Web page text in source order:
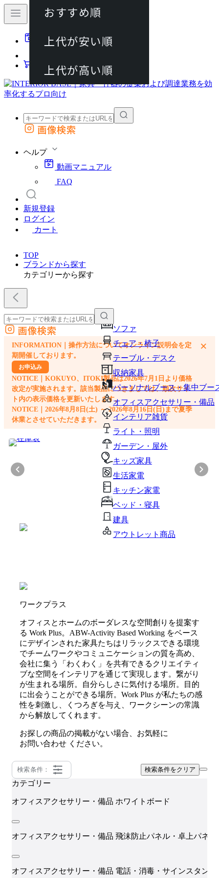
動画マニュアル
カート
外部サイトの商品をカートに追加
画像検索
ヘルプ
動画マニュアル
FAQ
新規登録
ログイン
カート
TOP
ブランドから探す
カテゴリーから探す
ソファ
チェア・椅子
テーブル・デスク
収納家具
パーソナルブース・集中ブー
オフィスアクセサリー・備品
インテリア雑貨
ライト・照明
ガーデン・屋外
キッズ家具
生活家電
キッチン家電
ベッド・寝具
建具
アウトレット商品
外部サイトの商品をカートに追加
他のサイトで見つけた商品ページのURLを貼り付けて、カートに追加できます
画像検索
INFORMATION｜操作方法についてオンライン説明会を定
期開催しております。
お申込み
NOTICE｜KOKUYO、ITOKI製品は2026年7月1日より価格
改定が実施されます。該当製品につきましては、順次サイ
ト内の表示価格を更新いたします。
NOTICE｜2026年8月8日(土) ～ 2026年8月16日(日)まで夏季
休業とさせていただきます。
×
ワークプラス
オフィスとホームのボーダレスな空間創りを提案す
る Work Plus。ABW-Activity Based Working をベース
にデザインされた家具たちはリラックスできる環境
でチームワークやコミュニケーションの質を高め、
会社に集う「わくわく」を共有できるクリエイティ
ブな空間をインテリアを通じて実現します。繋がり
が生まれる場所。自分らしさに気付ける場所。目的
に出会うことができる場所。Work Plus が私たちの感
性を刺激し、くつろぎを与え、ワークシーンの常識
から解放してくれます。
お探しの商品の掲載がない場合、お気軽に
お問い合わせ ください。
検索条件： 検索条件をクリア
カテゴリー
オフィスアクセサリー・備品 ホワイトボード
オフィスアクセサリー・備品 飛沫防止パネル・卓上パネル
オフィスアクセサリー・備品 電話・消毒・サインスタンド
おすすめ順
上代が安い順
上代が高い順